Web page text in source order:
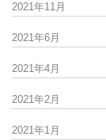
2021年11月
2021年6月
2021年4月
2021年2月
2021年1月